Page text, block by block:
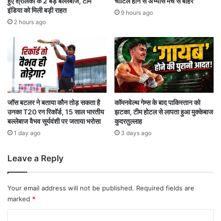
में
ब
ह
चा
न
क
रो
नी
के
ट
नि
र्मा
दी
मं
जू
इंडिया को मिली बड़ी राहत
2 hours ago
9 hours ago
जॉस बटलर ने बताया कौन तोड़ सकता है
उनका T20 रन रिकॉर्ड, 15 साल भारतीय
बल्लेबाज वैभव सूर्यवंशी पर जताया भरोसा
1 day ago
कॉमनवेल्थ गेम्स के बाद पाकिस्तान को
झटका, टीम होटल से लापता हुआ मुक्केबाज
कुदरतुल्लाह
3 days ago
Leave a Reply
Your email address will not be published. Required fields are
marked *